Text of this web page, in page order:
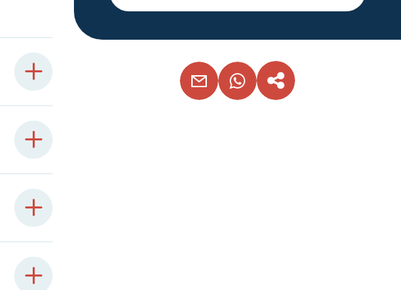
EMAIL WHATSAPPCOPIER LE LIEN